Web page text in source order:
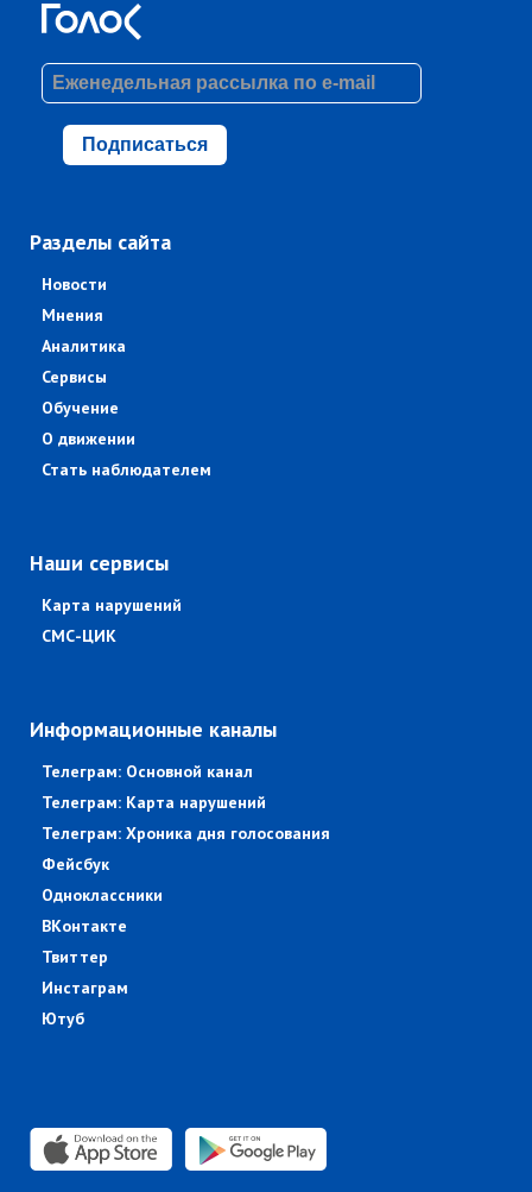
Подписаться
Разделы сайта
Новости
Мнения
Аналитика
Сервисы
Обучение
О движении
Стать наблюдателем
Наши сервисы
Карта нарушений
СМС-ЦИК
Информационные каналы
Телеграм: Основной канал
Телеграм: Карта нарушений
Телеграм: Хроника дня голосования
Фейсбук
Одноклассники
ВКонтакте
Твиттер
Инстаграм
Ютуб